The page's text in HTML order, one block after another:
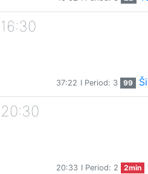
16:30
37:22 I Period: 3 99
20:30
20:33 I Period: 2 2min